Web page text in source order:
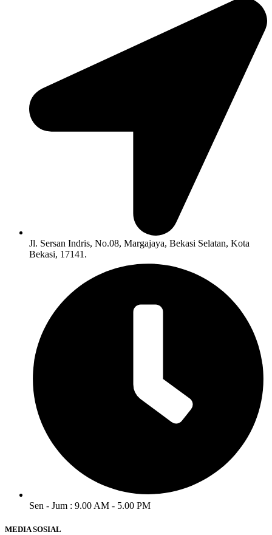
Jl. Sersan Indris, No.08, Margajaya, Bekasi Selatan, Kota
Bekasi, 17141.
Sen - Jum : 9.00 AM - 5.00 PM
MEDIA SOSIAL